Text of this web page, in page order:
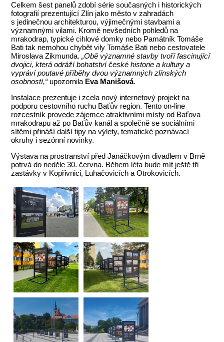
Celkem šest panelů zdobí série současných i historických
fotografií prezentující Zlín jako město v zahradách
s jedinečnou architekturou, výjimečnými stavbami a
významnými vilami. Kromě nevšedních pohledů na
mrakodrap, typické cihlové domky nebo Památník Tomáše
Bati tak nemohou chybět vily Tomáše Bati nebo cestovatele
Miroslava Zikmunda.„Obě významné stavby tvoří fascinující
dvojici, která odráží bohatství české historie a kultury a
vypráví poutavé příběhy dvou významných zlínských
osobností,“upozornila Eva Manišová.
Instalace prezentuje i zcela nový internetový projekt na
podporu cestovního ruchu Baťův region. Tento on-line
rozcestník provede zájemce atraktivními místy od Baťova
mrakodrapu až po Baťův kanál a společně se sociálními
sítěmi přináší další tipy na výlety, tematické poznávací
okruhy i sezónní novinky.
Výstava na prostranství před Janáčkovým divadlem v Brně
potrvá do neděle 30. června. Během léta bude mít ještě tři
zastávky v Kopřivnici, Luhačovicích a Otrokovicích.